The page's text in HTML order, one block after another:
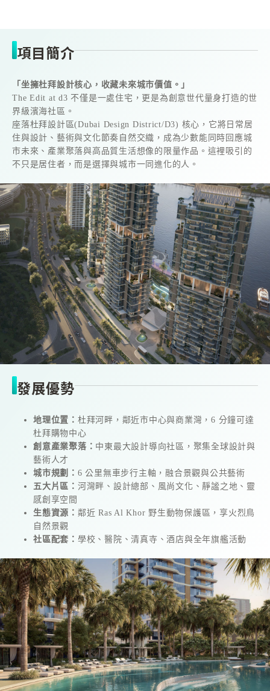
項目簡介
「坐擁杜拜設計核心，收藏未來城市價值。」
The Edit at d3 不僅是一處住宅，更是為創意世代量身打造的世
界級濱海社區。
座落杜拜設計區(Dubai Design District/D3) 核心，它將日常居
住與設計、藝術與文化節奏自然交織，成為少數能同時回應城
市未來、產業聚落與高品質生活想像的限量作品。這裡吸引的
不只是居住者，而是選擇與城市一同進化的人。
發展優勢
地理位置： 杜拜河畔，鄰近市中心與商業灣，6 分鐘可達
杜拜購物中心
創意產業聚落： 中東最大設計導向社區，聚集全球設計與
藝術人才
城市規劃： 6 公里無車步行主軸，融合景觀與公共藝術
五大片區： 河灣畔、設計總部、風尚文化、靜謐之地、靈
感創享空間
生態資源： 鄰近 Ras Al Khor 野生動物保護區，享火烈鳥
自然景觀
社區配套： 學校、醫院、清真寺、酒店與全年旗艦活動